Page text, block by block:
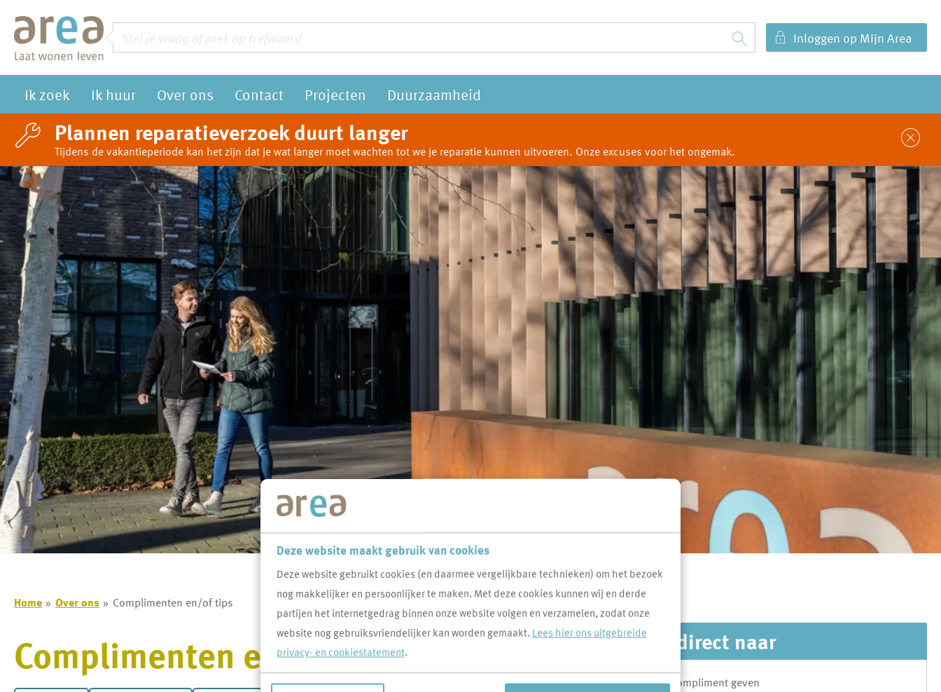
Deze website maakt gebruik van cookies
Deze website gebruikt cookies (en daarmee vergelijkbare technieken) om het bezoek
nog makkelijker en persoonlijker te maken. Met deze cookies kunnen wij en derde
partijen het internetgedrag binnen onze website volgen en verzamelen, zodat onze
website nog gebruiksvriendelijker kan worden gemaakt. Lees hier ons uitgebreide
privacy- en cookiestatement.
Naar de homepage Zoeken
Vraag of trefwoord Inloggen op Mijn Area
Ik zoek Ik huur Over ons Contact Projecten Duurzaamheid
Plannen reparatieverzoek duurt langer
Tijdens de vakantieperiode kan het zijn dat je wat langer moet wachten tot we je reparatie kunnen uitvoeren. Onze excuses voor het ongemak.
Home Over ons Complimenten en/of tips
Complimenten en/of tips Ga direct naar
Compliment geven